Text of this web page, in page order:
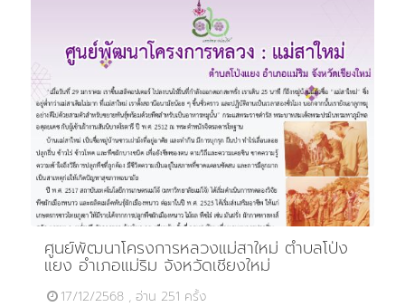
ศูนย์พัฒนาโครงการหลวงแม่สาใหม่ ตำบลโป่ง
แยง อำเภอแม่ริม จังหวัดเชียงใหม่
17/12/2568 , อ่าน 251 ครั้ง